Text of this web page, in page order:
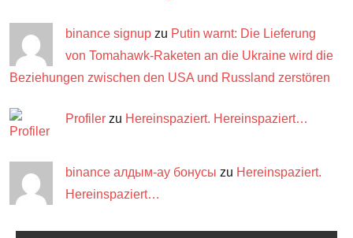
binance signup zu Putin warnt: Die Lieferung
von Tomahawk-Raketen an die Ukraine wird die
Beziehungen zwischen den USA und Russland zerstören
Profiler zu Hereinspaziert. Hereinspaziert…
binance алдым-ау бонусы zu Hereinspaziert.
Hereinspaziert…